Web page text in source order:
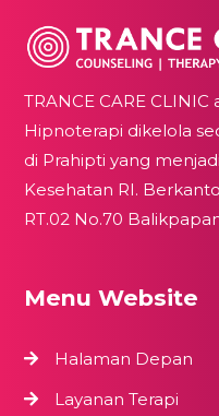
TRANCE CARE
Hipnoterapi dikelola
di Prahipti yang
Kesehatan RI.
RT.02 No.70
Menu Website
Halaman Depan
Layanan Terapi